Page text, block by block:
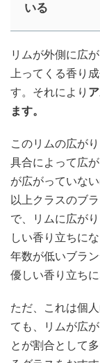
いる
リムが外側に広
上ってくる香り
す。それにより
ます。
このリムの広が
具合によって広
が広がっていな
以上クラスのブ
で、リムに広が
しい香り立ちに
年数が低いブラ
優しい香り立ちに
ただ、これは個
ても、リムが広
とが割合として